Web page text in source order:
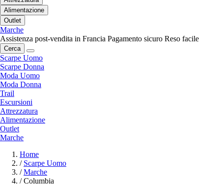
Alimentazione
Outlet
Marche
Assistenza post-vendita in Francia Pagamento sicuro Reso facile
Cerca
Scarpe Uomo
Scarpe Donna
Moda Uomo
Moda Donna
Trail
Escursioni
Attrezzatura
Alimentazione
Outlet
Marche
Home
/ Scarpe Uomo
/ Marche
/ Columbia